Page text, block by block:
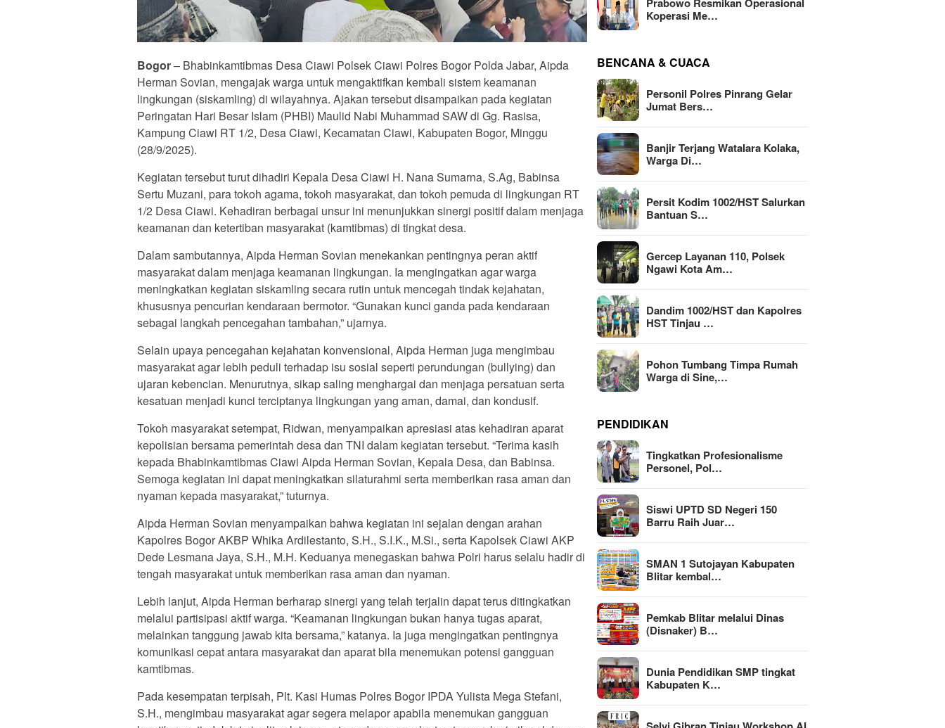
Bogor– Bhabinkamtibmas Desa Ciawi Polsek Ciawi Polres Bogor Polda Jabar, Aipda
Herman Sovian, mengajak warga untuk mengaktifkan kembali sistem keamanan
lingkungan (siskamling) di wilayahnya. Ajakan tersebut disampaikan pada kegiatan
Peringatan Hari Besar Islam (PHBI) Maulid Nabi Muhammad SAW di Gg. Rasisa,
Kampung Ciawi RT 1/2, Desa Ciawi, Kecamatan Ciawi, Kabupaten Bogor, Minggu
(28/9/2025).
Kegiatan tersebut turut dihadiri Kepala Desa Ciawi H. Nana Sumarna, S.Ag, Babinsa
Sertu Muzani, para tokoh agama, tokoh masyarakat, dan tokoh pemuda di lingkungan RT
1/2 Desa Ciawi. Kehadiran berbagai unsur ini menunjukkan sinergi positif dalam menjaga
keamanan dan ketertiban masyarakat (kamtibmas) di tingkat desa.
Dalam sambutannya, Aipda Herman Sovian menekankan pentingnya peran aktif
masyarakat dalam menjaga keamanan lingkungan. Ia mengingatkan agar warga
meningkatkan kegiatan siskamling secara rutin untuk mencegah tindak kejahatan,
khususnya pencurian kendaraan bermotor. “Gunakan kunci ganda pada kendaraan
sebagai langkah pencegahan tambahan,” ujarnya.
Selain upaya pencegahan kejahatan konvensional, Aipda Herman juga mengimbau
masyarakat agar lebih peduli terhadap isu sosial seperti perundungan (bullying) dan
ujaran kebencian. Menurutnya, sikap saling menghargai dan menjaga persatuan serta
kesatuan menjadi kunci terciptanya lingkungan yang aman, damai, dan kondusif.
Tokoh masyarakat setempat, Ridwan, menyampaikan apresiasi atas kehadiran aparat
kepolisian bersama pemerintah desa dan TNI dalam kegiatan tersebut. “Terima kasih
kepada Bhabinkamtibmas Ciawi Aipda Herman Sovian, Kepala Desa, dan Babinsa.
Semoga kegiatan ini dapat meningkatkan silaturahmi serta memberikan rasa aman dan
nyaman kepada masyarakat,” tuturnya.
Aipda Herman Sovian menyampaikan bahwa kegiatan ini sejalan dengan arahan
Kapolres Bogor AKBP Whika Ardilestanto, S.H., S.I.K., M.Si., serta Kapolsek Ciawi AKP
Dede Lesmana Jaya, S.H., M.H. Keduanya menegaskan bahwa Polri harus selalu hadir di
tengah masyarakat untuk memberikan rasa aman dan nyaman.
Lebih lanjut, Aipda Herman berharap sinergi yang telah terjalin dapat terus ditingkatkan
melalui partisipasi aktif warga. “Keamanan lingkungan bukan hanya tugas aparat,
melainkan tanggung jawab kita bersama,” katanya. Ia juga mengingatkan pentingnya
komunikasi cepat antara masyarakat dan aparat bila menemukan potensi gangguan
kamtibmas.
Pada kesempatan terpisah, Plt. Kasi Humas Polres Bogor IPDA Yulista Mega Stefani,
S.H., mengimbau masyarakat agar segera melapor apabila menemukan gangguan
Koperasi Me…
BENCANA & CUACA
Personil Polres Pinrang Gelar
Jumat Bers…
Banjir Terjang Watalara Kolaka,
Warga Di…
Persit Kodim 1002/HST Salurkan
Bantuan S…
Gercep Layanan 110, Polsek
Ngawi Kota Am…
Dandim 1002/HST dan Kapolres
HST Tinjau …
Pohon Tumbang Timpa Rumah
Warga di Sine,…
PENDIDIKAN
Tingkatkan Profesionalisme
Personel, Pol…
Siswi UPTD SD Negeri 150
Barru Raih Juar…
SMAN 1 Sutojayan Kabupaten
Blitar kembal…
Pemkab Blitar melalui Dinas
(Disnaker) B…
Dunia Pendidikan SMP tingkat
Kabupaten K…